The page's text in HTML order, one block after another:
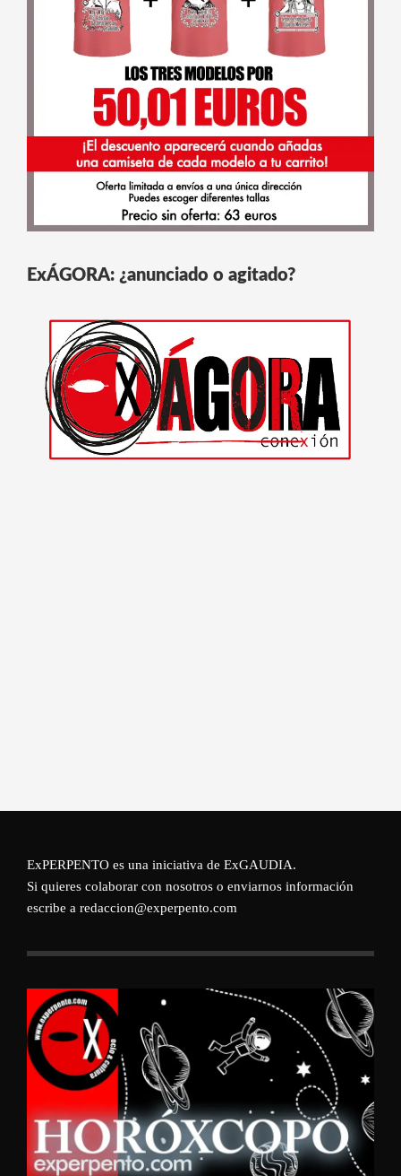
ExÁGORA: ¿anunciado o agitado?
ExPERPENTO es una iniciativa de ExGAUDIA.
Si quieres colaborar con nosotros o enviarnos información
escribe a redaccion@experpento.com